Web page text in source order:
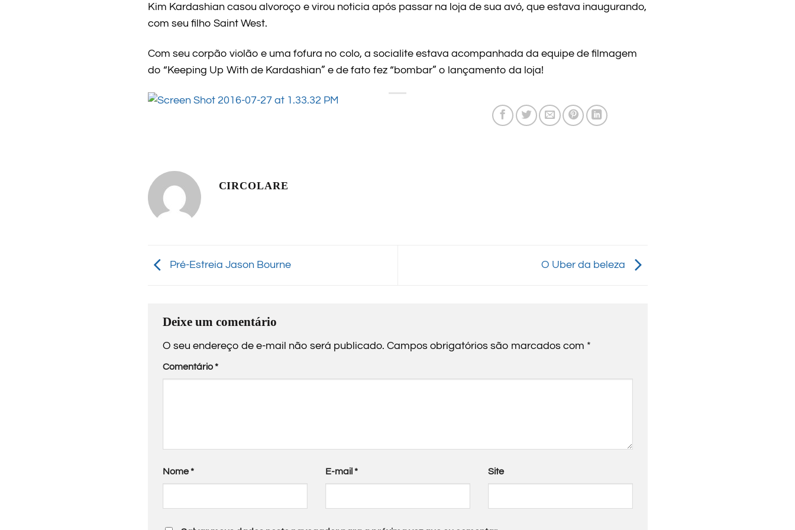
Kim Kardashian casou alvoroço e virou noticia após passar na loja de sua avó, que estava inaugurando,
com seu filho Saint West.
Com seu corpão violão e uma fofura no colo, a socialite estava acompanhada da equipe de filmagem
do “Keeping Up With de Kardashian” e de fato fez “bombar” o lançamento da loja!
CIRCOLARE
Pré-Estreia Jason Bourne O Uber da beleza
Deixe um comentário
O seu endereço de e-mail não será publicado. Campos obrigatórios são marcados com *
Comentário*
Nome* E-mail * Site